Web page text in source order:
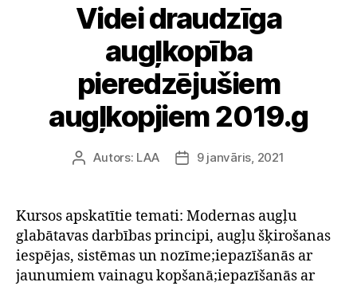
Videi draudzīga
augļkopība
pieredzējušiem
augļkopjiem 2019.g
ZiņasAutors: LAA
Publicēšanas
9 janvāris, 2021
Kursos apskatītie temati: Modernas augļu
glabātavas darbības principi, augļu šķirošanas
iespējas, sistēmas un nozīme;iepazīšanās ar
jaunumiem vainagu kopšanā;iepazīšanās ar